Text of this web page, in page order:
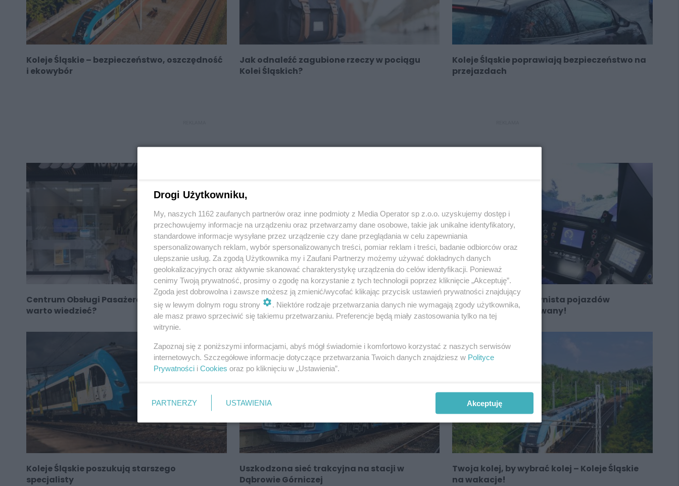
Koleje Śląskie – bezpieczeństwo, oszczędność
i ekowybór
Jak odnaleźć zagubione rzeczy w pociągu
Kolei Śląskich?
Koleje Śląskie poprawiają bezpieczeństwo na
przejazdach
Centrum Obsługi Pasażera Kolei Śląskich – co
warto wiedzieć?
KŚ przywracają połączenia kolejowe do
Bogumina
Koleje Śląskie: maszynista pojazdów
trakcyjnych poszukiwany!
Koleje Śląskie poszukują starszego
specjalisty
DĄBROWA GÓRNICZA
Uszkodzona sieć trakcyjna na stacji w
Dąbrowie Górniczej
Twoja kolej, by wybrać kolej – Koleje Śląskie
na wakacje!
Drogi Użytkowniku,
My, naszych 1162 zaufanych partnerów oraz inne podmioty z Media Operator sp z.o.o. uzyskujemy dostęp i
przechowujemy informacje na urządzeniu oraz przetwarzamy dane osobowe, takie jak unikalne identyfikatory,
standardowe informacje wysyłane przez urządzenie czy dane przeglądania w celu zapewniania
spersonalizowanych reklam, wybór spersonalizowanych treści, pomiar reklam i treści, badanie odbiorców oraz
ulepszanie usług. Za zgodą Użytkownika my i Zaufani Partnerzy możemy używać dokładnych danych
geolokalizacyjnych oraz aktywnie skanować charakterystykę urządzenia do celów identyfikacji. Ponieważ
cenimy Twoją prywatność, prosimy o zgodę na korzystanie z tych technologii poprzez kliknięcie „Akceptuję”.
Zgoda jest dobrowolna i zawsze możesz ją zmienić/wycofać klikając przycisk ustawień prywatności znajdujący
się w lewym dolnym rogu strony
. Niektóre rodzaje przetwarzania danych nie wymagają zgody użytkownika,
ale masz prawo sprzeciwić się takiemu przetwarzaniu. Preferencje będą miały zastosowania tylko na tej
witrynie.
Zapoznaj się z poniższymi informacjami, abyś mógł świadomie i komfortowo korzystać z naszych serwisów
internetowych. Szczegółowe informacje dotyczące przetwarzania Twoich danych znajdziesz w Polityce
Prywatności i Cookies oraz po kliknięciu w „Ustawienia”.
PARTNERZY USTAWIENIA Akceptuję